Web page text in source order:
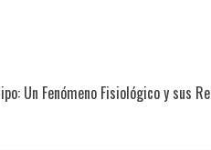
Un Fenómeno Fisiológico y sus